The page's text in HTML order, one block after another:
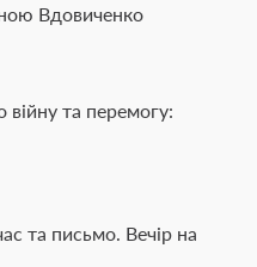
Вдовиченко
та перемогу:
та письмо. Вечір на